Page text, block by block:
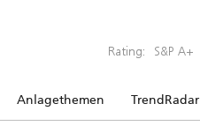
Rating: S&P A+
Anlagethemen TrendRadar